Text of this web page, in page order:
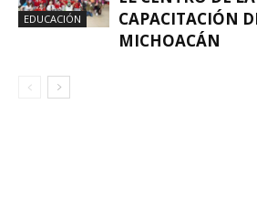
EDUCACIÓN
CAPACITACIÓN
MICHOACÁN